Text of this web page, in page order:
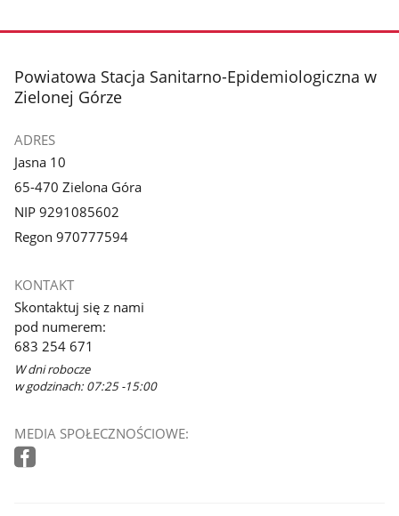
stopka
Powiatowa Stacja Sanitarno-Epidemiologiczna w
Zielonej Górze
ADRES
Jasna 10
65-470 Zielona Góra
NIP 9291085602
Regon 970777594
KONTAKT
Skontaktuj się z nami
pod numerem:
683 254 671
W dni robocze
w godzinach: 07:25 -15:00
MEDIA SPOŁECZNOŚCIOWE: